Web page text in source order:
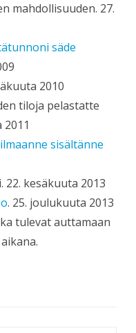
mahdollisuuden. 27.
säde
2010
tiloja pelastatte
sisältänne
kesäkuuta 2013
. 25. joulukuuta 2013
tulevat auttamaan